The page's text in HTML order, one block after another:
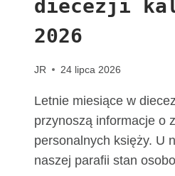
diecezji
2026
JR 24 lipca 2026
Letnie miesiące w
przynoszą informacje o
personalnych księży. U
naszej parafii stan